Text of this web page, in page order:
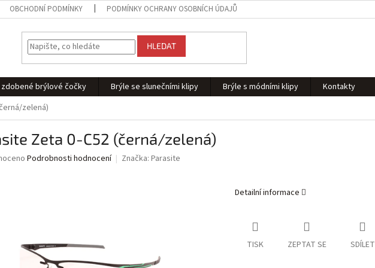
OBCHODNÍ PODMÍNKY PODMÍNKY OCHRANY OSOBNÍCH ÚDAJŮ
HLEDAT
brýlové čočky Brýle se slunečními klipy Brýle s módními klipy
Kontakty
zelená)
Zeta 0-C52 (černá/zelená)
Podrobnosti hodnocení Značka: Parasite
Detailní informace
TISK ZEPTAT SE SDÍLET